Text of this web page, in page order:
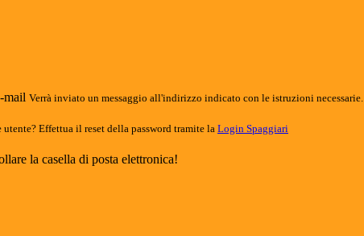
mail Verrà inviato un messaggio all'indirizzo indicato con le istruzioni necessarie.
Effettua il reset della password tramite la Login Spaggiari
la casella di posta elettronica!